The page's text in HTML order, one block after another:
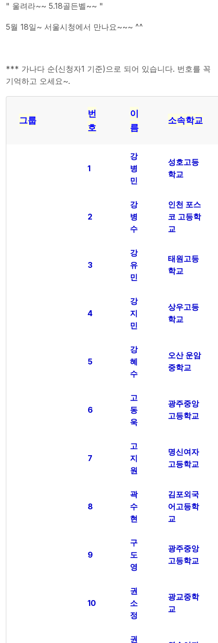
" 울려라~~ 5.18골든벨~~ "
5월 18일~ 서울시청에서 만나요~~~ ^^
*** 가나다 순(신청자1 기준)으로 되어 있습니다. 번호를 꼭
기억하고 오세요~.
그룹
번
호
이
름
소속학교
1
강
병
민
성호고등
학교
2
강
병
수
인천 포스
코 고등학
교
3
강
유
민
태원고등
학교
4
강
지
민
상우고등
학교
5
강
혜
수
오산 운암
중학교
6
고
동
욱
광주중앙
고등학교
7
고
지
원
명신여자
고등학교
8
곽
수
현
김포외국
어고등학
교
9
구
도
영
광주중앙
고등학교
10
권
소
정
광교중학
교
권